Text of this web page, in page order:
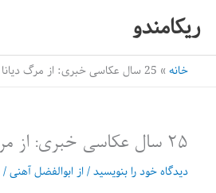
ریکامندو
خانه 25 سال عکاسی خبری: از مرگ دیانا تا کرونا
25 سال عکاسی خبری: از مرگ دیانا تا کرونا
دیدگاه‌ خود را بنویسید/ از ابوالفضل آهنی/